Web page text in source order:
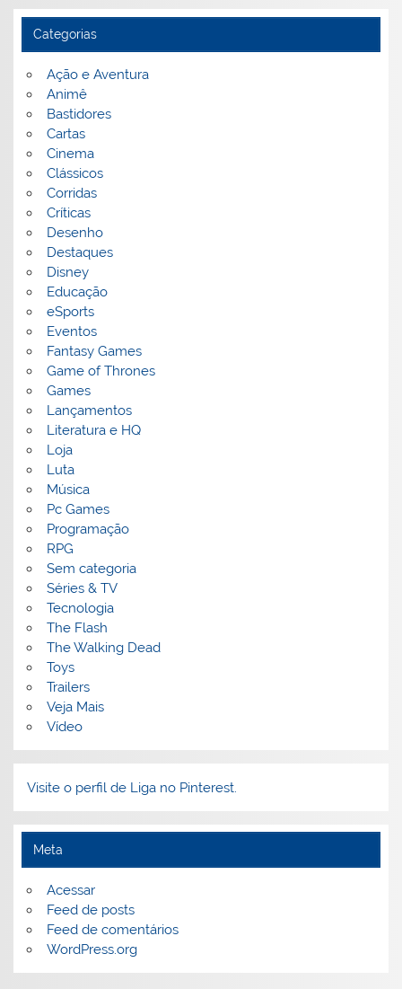
Categorias
Ação e Aventura
Animê
Bastidores
Cartas
Cinema
Clássicos
Corridas
Críticas
Desenho
Destaques
Disney
Educação
eSports
Eventos
Fantasy Games
Game of Thrones
Games
Lançamentos
Literatura e HQ
Loja
Luta
Música
Pc Games
Programação
RPG
Sem categoria
Séries & TV
Tecnologia
The Flash
The Walking Dead
Toys
Trailers
Veja Mais
Vídeo
Visite o perfil de Liga no Pinterest.
Meta
Acessar
Feed de posts
Feed de comentários
WordPress.org